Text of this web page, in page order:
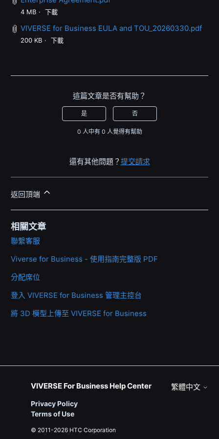
4 MB 下載
VIVERSE for Business EULA and TOU_20260330.pdf
200 KB 下載
這篇文章是否有幫助？
是 否
0 人中有 0 人覺得有幫助
還有其他問題？ 提交請求
返回頂端
相關文章
聯繫客服
Viverse for Business - 使用指南完整版 PDF
分配席位
登入 VIVERSE for Business 管理主控台
將 3D 模型上傳至 VIVERSE for Business
VIVERSE For Business Help Center
Privacy Policy
Terms of Use
© 2011-2026 HTC Corporation
繁體中文